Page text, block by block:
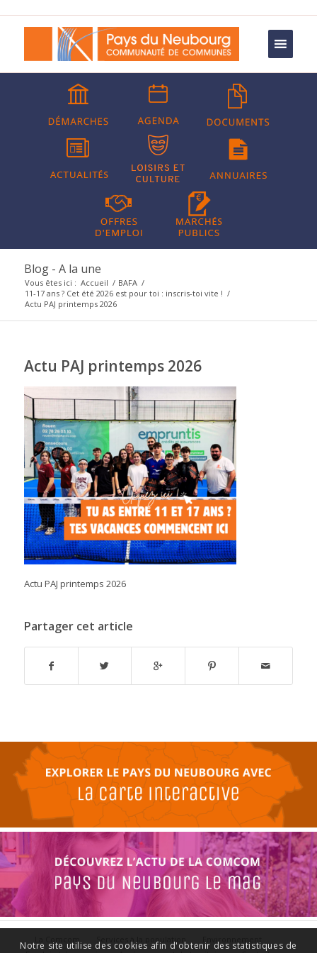
Blog - A la une
Vous êtes ici : Accueil / BAFA /
11-17 ans ? Cet été 2026 est pour toi : inscris-toi vite ! /
Actu PAJ printemps 2026
Actu PAJ printemps 2026
Actu PAJ printemps 2026
Partager cet article
Notre site utilise des cookies afin d'obtenir des statistiques de